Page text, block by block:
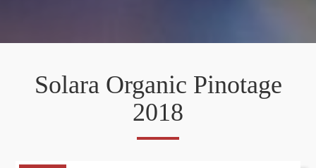
Solara Organic Pinotage
2018